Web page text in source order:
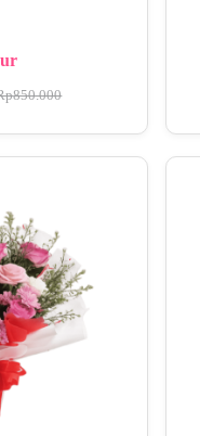
850.000